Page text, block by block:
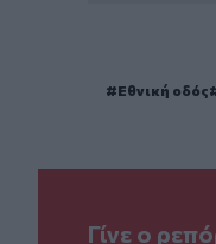
Εθνική οδός
Γίνε ο